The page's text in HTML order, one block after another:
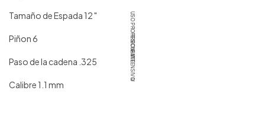
Tamaño de Espada 12 "
Piñon6
Paso de la cadena .325
Calibre 1.1 mm
USO PROFESIONAL
FRECUENTE
INTENSIVO
U